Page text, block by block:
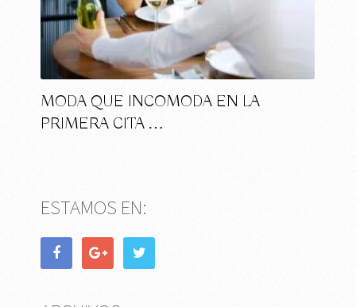
MODA QUE INCOMODA EN LA
PRIMERA CITA …
ESTAMOS EN: